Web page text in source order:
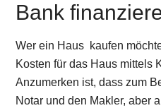
Bank
Wer ein Haus kaufen
Kosten für das Haus mittels
Anzumerken ist, dass zum
Notar und den Makler, aber